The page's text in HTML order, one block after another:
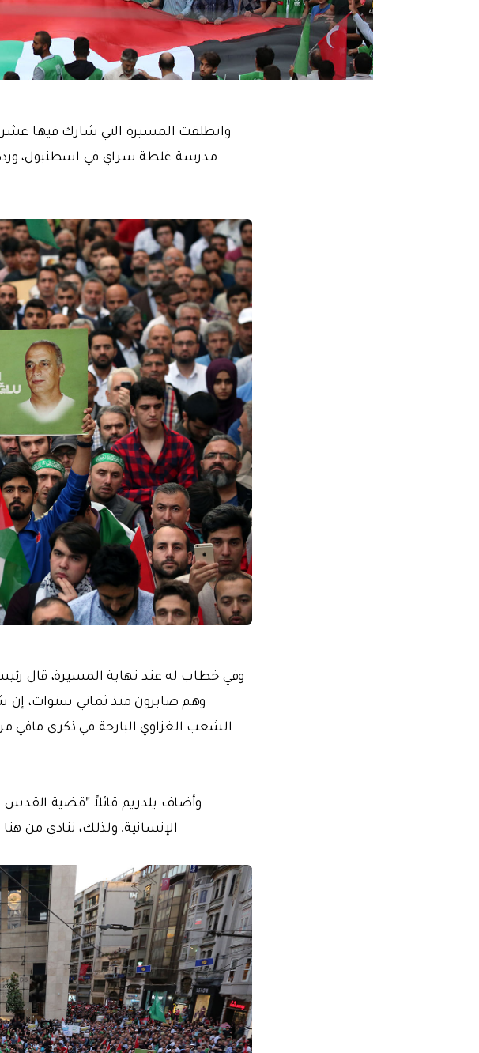
وانطلقت المسيرة التي شارك فيها
مدرسة غلطة سراي في اسطنبول، وردد
وفي خطاب له عند نهاية المسيرة، قال رئيس
وهم صابرون منذ ثماني سنوات، إن
الشعب الغزاوي البارحة في ذكرى مافي
وأضاف يلدريم قائلاً "قضية
الإنسانية. ولذلك، ننادي من